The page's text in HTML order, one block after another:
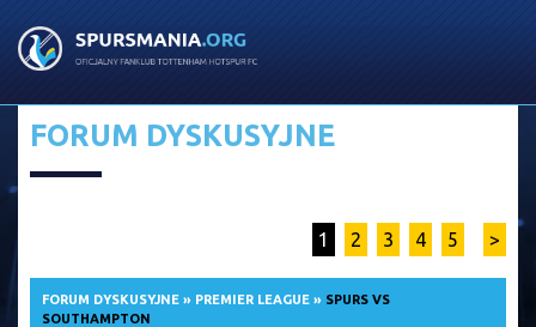
FORUM DYSKUSYJNE
1 2 3 4 5 >
FORUM DYSKUSYJNE » PREMIER LEAGUE » SPURS VS
SOUTHAMPTON